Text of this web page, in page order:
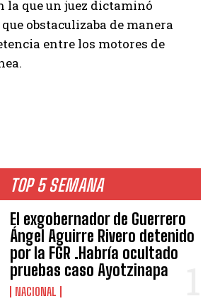
TOP 5 SEMANA
El exgobernador de Guerrero
Ángel Aguirre Rivero detenido
por la FGR .Habría ocultado
pruebas caso Ayotzinapa
NACIONAL
la que un juez dictaminó
obstaculizaba de manera
entre los motores de